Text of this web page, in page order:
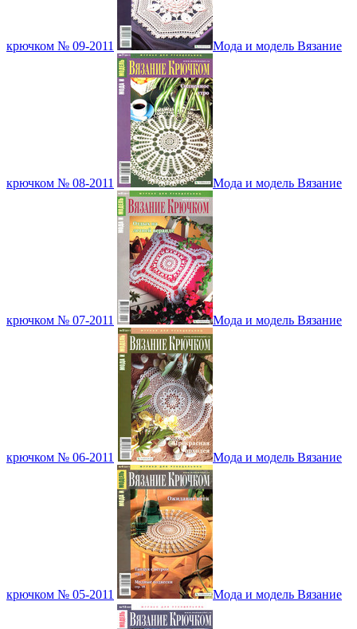
крючком № 09-2011 Мода и модель Вязание
крючком № 08-2011 Мода и модель Вязание
крючком № 07-2011 Мода и модель Вязание
крючком № 06-2011 Мода и модель Вязание
крючком № 05-2011 Мода и модель Вязание